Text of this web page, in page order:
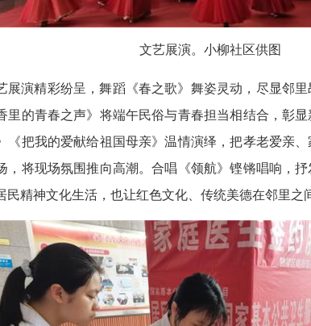
文艺展演。小柳社区供图
展演精彩纷呈，舞蹈《春之歌》舞姿灵动，尽显邻
里的青春之声》将端午民俗与青春担当相结合，彰
《把我的爱献给祖国母亲》温情演绎，把孝老爱亲
，将现场氛围推向高潮。合唱《领航》铿锵唱响，
民精神文化生活，也让红色文化、传统美德在邻里之